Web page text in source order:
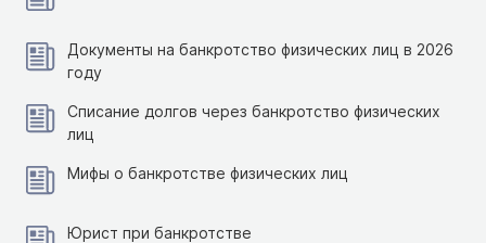
Документы на банкротство физических лиц в 2026
году
Списание долгов через банкротство физических
лиц
Мифы о банкротстве физических лиц
Юрист при банкротстве